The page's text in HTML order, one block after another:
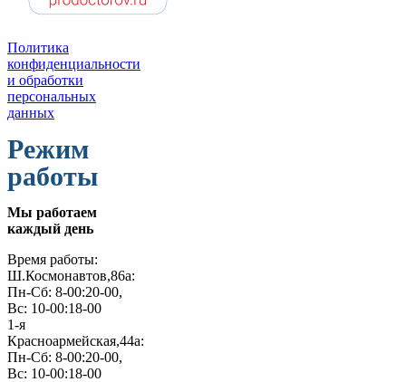
Политика
конфиденциальности
и обработки
персональных
данных
Режим
работы
Мы работаем
каждый день
Время работы:
Ш.Космонавтов,86а:
Пн-Сб: 8-00:20-00,
Вс: 10-00:18-00
1-я
Красноармейская,44а:
Пн-Сб: 8-00:20-00,
Вс: 10-00:18-00